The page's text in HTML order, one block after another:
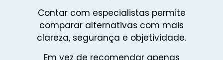
Contar com especialistas permite
comparar alternativas com mais
clareza, segurança e objetividade.
Em vez de recomendar apenas